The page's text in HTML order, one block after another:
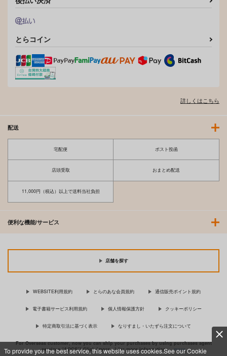
To provide you the best service, this website uses cookies.See our Cookie
とらコイン
詳しくはこちら
配送
宅配便 ポスト投函
店頭受取 おまとめ配送
11,000円（税込）以上で送料当社負担
便利な機能/サービス
店舗を探す
WEBSITE利用規約 とらのあな会員規約 通信販売ポイント規約
電子書籍サービス利用規約 個人情報保護方針 クッキーポリシー
特定商取引法に基づく表示 なりすまし・いたずら注文について
For Overseas customer, now you can ship your purchases by using purchases agent
services “AOCS”! Click {more…} for more information …more